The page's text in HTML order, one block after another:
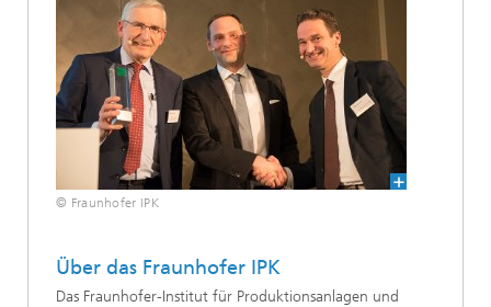
© Fraunhofer IPK
Über das Fraunhofer IPK
Das Fraunhofer-Institut für Produktionsanlagen und